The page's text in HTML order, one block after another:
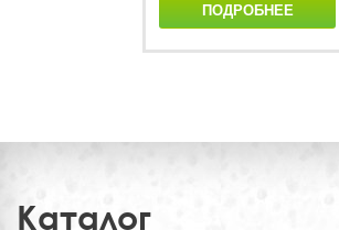
ПОДРОБНЕЕ
Каталог